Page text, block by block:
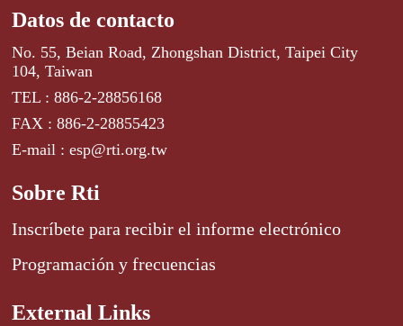
Datos de contacto
No. 55, Beian Road, Zhongshan District, Taipei City
104, Taiwan
TEL : 886-2-28856168
FAX : 886-2-28855423
E-mail : esp@rti.org.tw
Sobre Rti
Inscríbete para recibir el informe electrónico
Programación y frecuencias
External Links